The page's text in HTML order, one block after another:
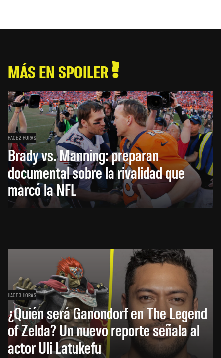
MÁS EN SPOILER
HACE 2 HORAS
Brady vs. Manning: preparan
documental sobre la rivalidad que
marcó la NFL
HACE 3 HORAS
¿Quién será Ganondorf en The Legend
of Zelda? Un nuevo reporte señala al
actor Uli Latukefu